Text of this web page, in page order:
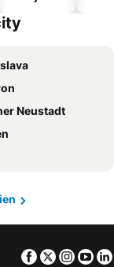
Neustadt
Facebook
Twitter